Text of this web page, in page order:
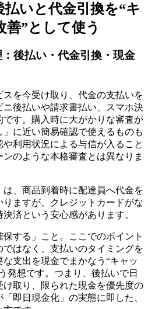
払いと代金引換を“キ
善”として使う
後払い・代金引換・現金
を今受け取り、代金の支払いを
後払いや請求書払い、スマホ決
す。購入時に大がかりな審査が
に近い簡易確認で使えるものも
利用状況による与信が入ること
のような本格審査とは異なりま
、商品到着時に配達員へ代金を
ますが、クレジットカードがな
済という安心感があります。
する」こと。ここでのポイント
はなく、支払いのタイミングを
支出を現金でまかなう“キャッ
発想です。つまり、後払いで日
取り、限られた現金を優先度の
即日現金化」の実態に即した、